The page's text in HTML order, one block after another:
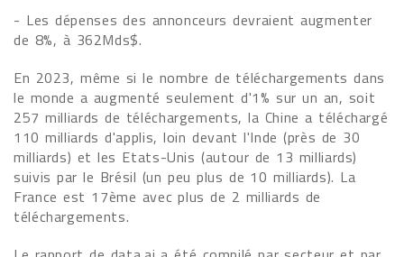
- Les dépenses des annonceurs devraient augmenter
de 8%, à 362Mds$.
En 2023, même si le nombre de téléchargements dans
le monde a augmenté seulement d'1% sur un an, soit
257 milliards de téléchargements, la Chine a téléchargé
110 milliards d'applis, loin devant l'Inde (près de 30
milliards) et les Etats-Unis (autour de 13 milliards)
suivis par le Brésil (un peu plus de 10 milliards). La
France est 17ème avec plus de 2 milliards de
téléchargements.